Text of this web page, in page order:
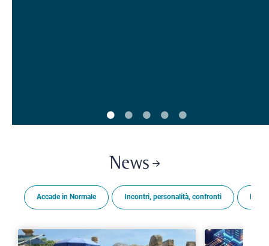
News
Accade in Normale Incontri, personalità, confronti